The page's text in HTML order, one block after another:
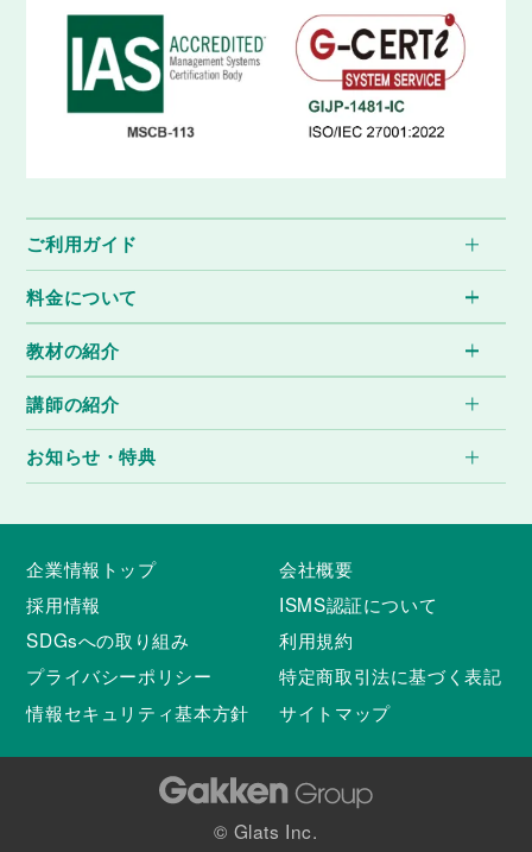
ご利用ガイド
料金について
教材の紹介
講師の紹介
お知らせ・特典
企業情報トップ
会社概要
採用情報
ISMS認証について
SDGsへの取り組み
利用規約
プライバシーポリシー
特定商取引法に基づく表記
情報セキュリティ基本方針
サイトマップ
© Glats Inc.